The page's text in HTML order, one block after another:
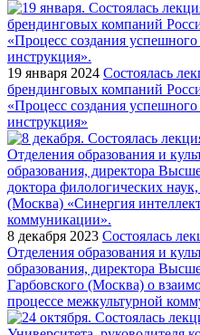
19 января 2024 Состоялась
брендинговых компаний
«Процесс создания
инструкция»
8 декабря 2023 Состоялась
Отделения образования и
образования, директора
Гарбовского (Москва) о
процессе межкультурной